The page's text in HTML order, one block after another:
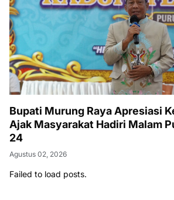
Bupati Murung Raya Apresiasi
Ajak Masyarakat Hadiri Malam
24
Agustus 02, 2026
Failed to load posts.